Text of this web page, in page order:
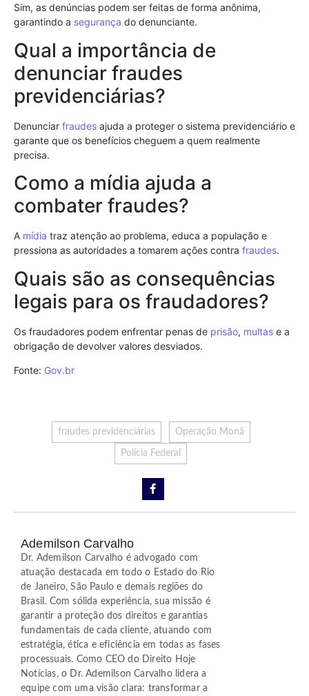
Sim, as denúncias podem ser feitas de forma anônima,
garantindo a segurança do denunciante.
Qual a importância de
denunciar fraudes
previdenciárias?
Denunciar fraudes ajuda a proteger o sistema previdenciário e
garante que os benefícios cheguem a quem realmente
precisa.
Como a mídia ajuda a
combater fraudes?
A mídia traz atenção ao problema, educa a população e
pressiona as autoridades a tomarem ações contra fraudes.
Quais são as consequências
legais para os fraudadores?
Os fraudadores podem enfrentar penas de prisão, multas e a
obrigação de devolver valores desviados.
Fonte: Gov.br
fraudes previdenciárias Operação Monã
Polícia Federal
Ademilson Carvalho
Dr. Ademilson Carvalho é advogado com
atuação destacada em todo o Estado do Rio
de Janeiro, São Paulo e demais regiões do
Brasil. Com sólida experiência, sua missão é
garantir a proteção dos direitos e garantias
fundamentais de cada cliente, atuando com
estratégia, ética e eficiência em todas as fases
processuais. Como CEO do Direito Hoje
Notícias, o Dr. Ademilson Carvalho lidera a
equipe com uma visão clara: transformar a